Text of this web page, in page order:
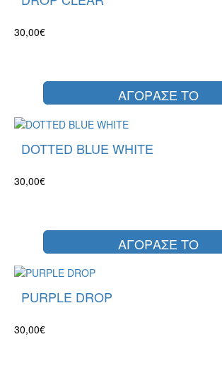
30,00€
ΑΓΟΡΑΣΕ ΤΟ
DOTTED BLUE WHITE
30,00€
ΑΓΟΡΑΣΕ ΤΟ
PURPLE DROP
30,00€